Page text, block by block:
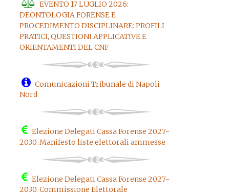
EVENTO 17 LUGLIO 2026:
DEONTOLOGIA FORENSE E
PROCEDIMENTO DISCIPLINARE: PROFILI
PRATICI, QUESTIONI APPLICATIVE E
ORIENTAMENTI DEL CNF
Comunicazioni Tribunale di Napoli
Nord
Elezione Delegati Cassa Forense 2027-
2030. Manifesto liste elettorali ammesse
Elezione Delegati Cassa Forense 2027-
2030. Commissione Elettorale